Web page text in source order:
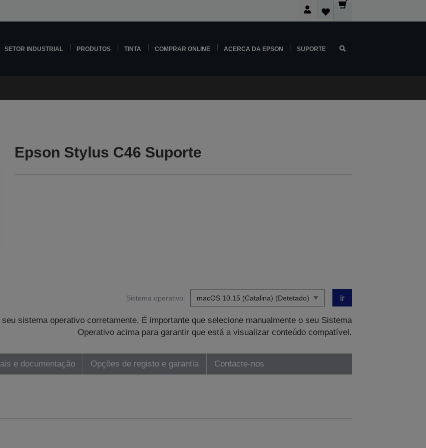
SETOR INDUSTRIAL PRODUTOS TINTA COMPRAR ONLINE ACERCA DA EPSON SUPORTE
Epson Stylus C46 Suporte
Sistema operativo: Ir
sistema operativo corretamente. É importante que selecione manualmente o seu Sistema
Operativo acima para garantir que está a visualizar conteúdo compatível.
e documentação Opções de registo e garantia Contacte-nos